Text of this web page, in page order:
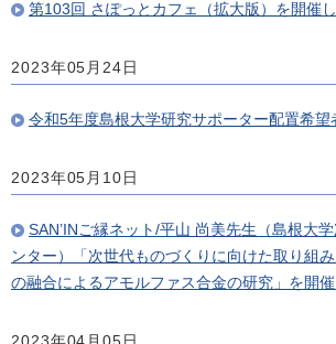
第103回 さぽっとカフェ（拡大版）を開催
2023年05月24日
令和5年度島根大学研究サポーター配置希望
2023年05月10日
SAN’INご縁ネット/平山 尚美先生（島根大
ンター）「次世代ものづくりに向けた取り組
の融合によるアモルファス合金の研究」を開